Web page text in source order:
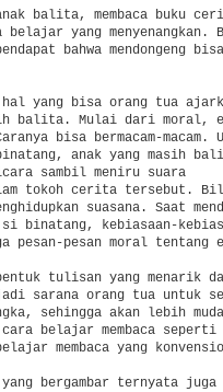
balita, membaca buku
belajar yang menyenangkan.
bahwa mendongeng bisa
hal yang bisa orang tua
balita. Mulai dari moral,
bisa bermacam-macam.
anak yang masih
sambil meniru suara
tokoh cerita tersebut.
suasana. Saat
binatang, kebiasaan-
pesan-pesan moral tentang
tulisan yang menarik
sarana orang tua untuk
sehingga akan lebih
cara belajar membaca
membaca yang
yang bergambar ternyata